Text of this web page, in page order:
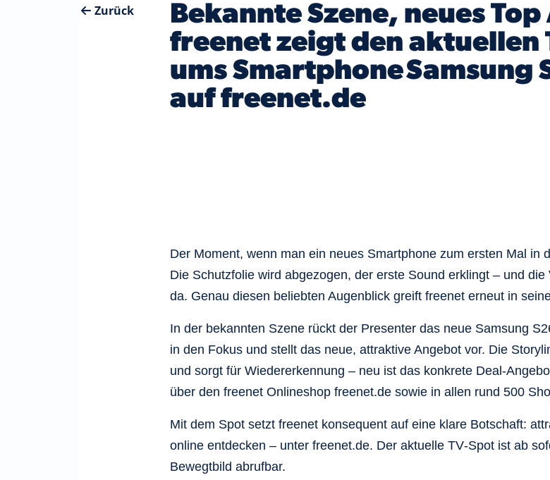
Bekannte Szene, neues
freenet zeigt den aktuellen
ums Smartphone Samsung
auf freenet.de
Zurück
Der Moment, wenn man ein neues Smartphone zum ersten Mal in
Die Schutzfolie wird abgezogen, der erste Sound erklingt – und
da. Genau diesen beliebten Augenblick greift freenet erneut in
In der bekannten Szene rückt der Presenter das neue Samsung
in den Fokus und stellt das neue, attraktive Angebot vor. Die
und sorgt für Wiedererkennung – neu ist das konkrete
über den freenet Onlineshop freenet.de sowie in allen rund 500
Mit dem Spot setzt freenet konsequent auf eine klare Botschaft:
online entdecken – unter freenet.de. Der aktuelle TV‑Spot ist ab
Bewegtbild abrufbar.